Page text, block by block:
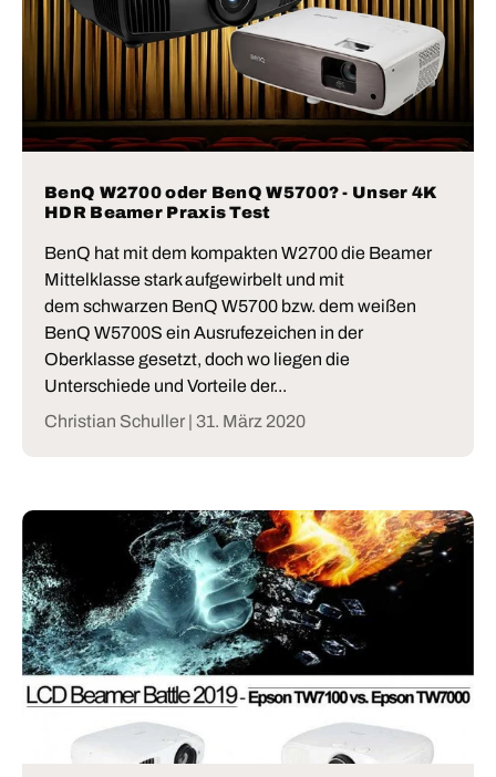
BenQ W2700 oder BenQ W5700? - Unser 4K
HDR Beamer Praxis Test
BenQ hat mit dem kompakten W2700 die Beamer
Mittelklasse stark aufgewirbelt und mit
dem schwarzen BenQ W5700 bzw. dem weißen
BenQ W5700S ein Ausrufezeichen in der
Oberklasse gesetzt, doch wo liegen die
Unterschiede und Vorteile der...
Christian Schuller | 31. März 2020